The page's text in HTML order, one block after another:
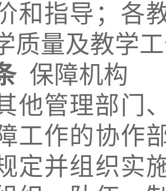
和指导；各
质量及教学
保障机构
他管理部门
工作的协作
定并组织实